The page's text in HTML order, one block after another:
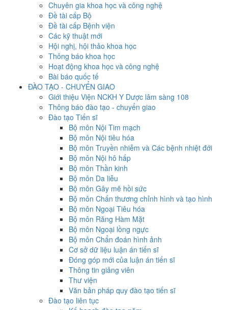
Chuyên gia khoa học và công nghệ
Đề tài cấp Bộ
Đề tài cấp Bệnh viện
Các kỹ thuật mới
Hội nghị, hội thảo khoa học
Thông báo khoa học
Hoạt động khoa học và công nghệ
Bài báo quốc tế
ĐÀO TẠO - CHUYỂN GIAO
Giới thiệu Viện NCKH Y Dược lâm sàng 108
Thông báo đào tạo - chuyển giao
Đào tạo Tiến sĩ
Bộ môn Nội Tim mạch
Bộ môn Nội tiêu hóa
Bộ môn Truyền nhiễm và Các bệnh nhiệt đới
Bộ môn Nội hô hấp
Bộ môn Thần kinh
Bộ môn Da liễu
Bộ môn Gây mê hồi sức
Bộ môn Chấn thương chỉnh hình và tạo hình
Bộ môn Ngoại Tiêu hóa
Bộ môn Răng Hàm Mặt
Bộ môn Ngoại lồng ngực
Bộ môn Chẩn đoán hình ảnh
Cơ sở dữ liệu luận án tiến sĩ
Đóng góp mới của luận án tiến sĩ
Thông tin giảng viên
Thư viện
Văn bản pháp quy đào tạo tiến sĩ
Đào tạo liên tục